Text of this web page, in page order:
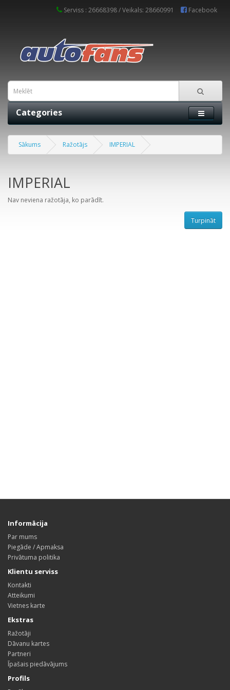
Serviss : 26668398 / Veikals: 28660991 Facebook
Categories
Sākums Ražotājs IMPERIAL
IMPERIAL
Nav neviena ražotāja, ko parādīt.
Turpināt
Informācija
Par mums
Piegāde / Apmaksa
Privātuma politika
Klientu serviss
Kontakti
Atteikumi
Vietnes karte
Ekstras
Ražotāji
Dāvanu kartes
Partneri
Īpašais piedāvājums
Profils